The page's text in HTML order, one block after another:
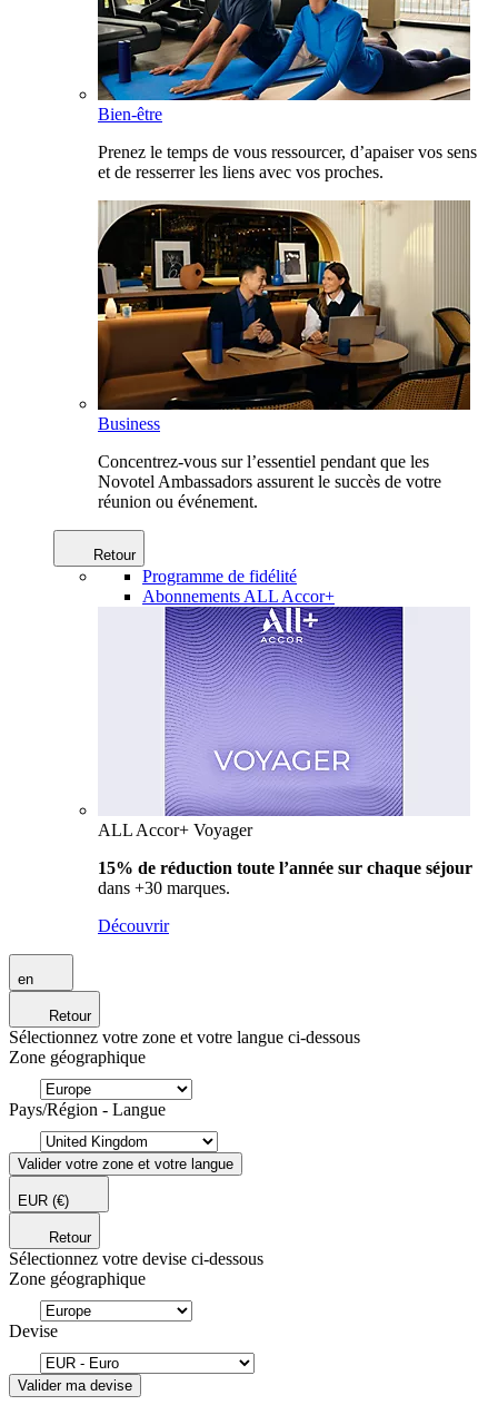
Bien-être
Prenez le temps de vous ressourcer, d’apaiser vos sens
et de resserrer les liens avec vos proches.
Business
Concentrez-vous sur l’essentiel pendant que les
Novotel Ambassadors assurent le succès de votre
réunion ou événement.
Retour
Programme de fidélité
Abonnements ALL Accor+
ALL Accor+ Voyager
15% de réduction toute l’année sur chaque séjour
dans +30 marques.
Découvrir
en
Retour
Sélectionnez votre zone et votre langue ci-dessous
Zone géographique
Pays/Région - Langue
Valider votre zone et votre langue
EUR (€)
Retour
Sélectionnez votre devise ci-dessous
Zone géographique
Devise
Valider ma devise